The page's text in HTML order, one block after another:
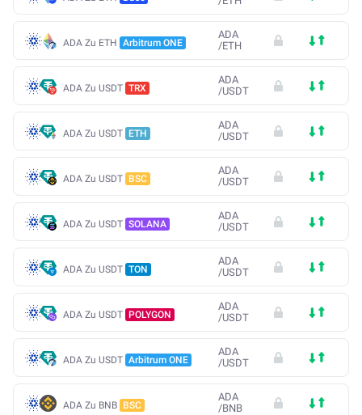
ADA Zu ETH Arbitrum ONE
ADA
/ETH
ADA Zu USDT TRX
ADA
/USDT
ADA Zu USDT ETH
ADA
/USDT
ADA Zu USDT BSC
ADA
/USDT
ADA Zu USDT SOLANA
ADA
/USDT
ADA Zu USDT TON
ADA
/USDT
ADA Zu USDT POLYGON
ADA
/USDT
ADA Zu USDT Arbitrum ONE
ADA
/USDT
ADA Zu BNB BSC
ADA
/BNB